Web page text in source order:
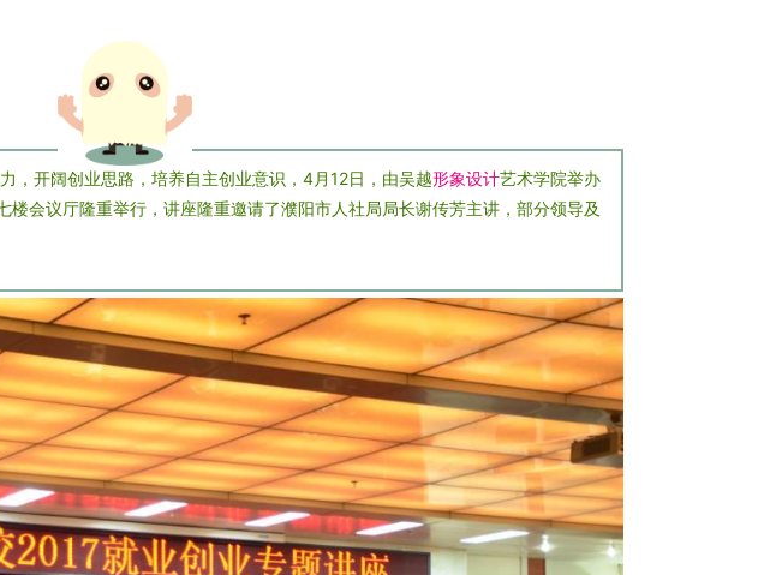
，开阔创业思路，培养自主创业意识，4月12日，由吴越形象设计艺术学院举办
会议厅隆重举行，讲座隆重邀请了濮阳市人社局局长谢传芳主讲，部分领导及